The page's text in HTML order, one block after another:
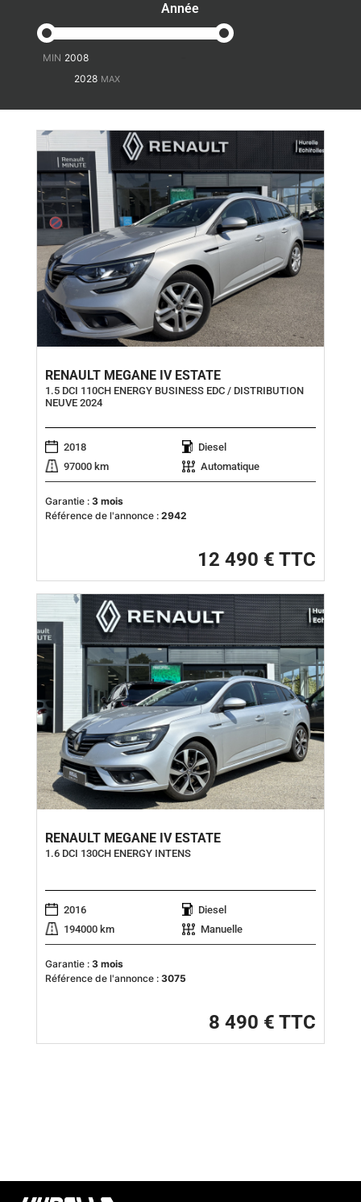
Année
RENAULT MEGANE IV ESTATE
1.5 DCI 110CH ENERGY BUSINESS EDC / DISTRIBUTION
NEUVE 2024
2018
Diesel
97000 km
Automatique
Garantie : 3 mois
Référence de l'annonce : 2942
12 490 € TTC
RENAULT MEGANE IV ESTATE
1.6 DCI 130CH ENERGY INTENS
2016
Diesel
194000 km
Manuelle
Garantie : 3 mois
Référence de l'annonce : 3075
8 490 € TTC